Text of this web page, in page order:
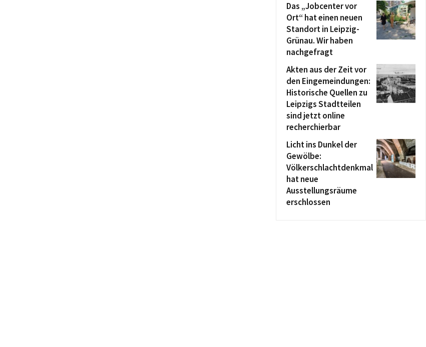
Das „Jobcenter vor
Ort“ hat einen neuen
Standort in Leipzig-
Grünau. Wir haben
nachgefragt
Akten aus der Zeit vor
den Eingemeindungen:
Historische Quellen zu
Leipzigs Stadtteilen
sind jetzt online
recherchierbar
Licht ins Dunkel der
Gewölbe:
Völkerschlachtdenkmal
hat neue
Ausstellungsräume
erschlossen